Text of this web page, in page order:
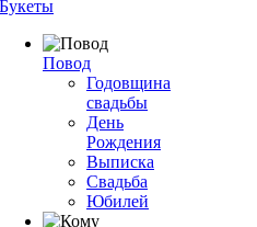
Букеты
Повод
Годовщина
свадьбы
День
Рождения
Выписка
Свадьба
Юбилей